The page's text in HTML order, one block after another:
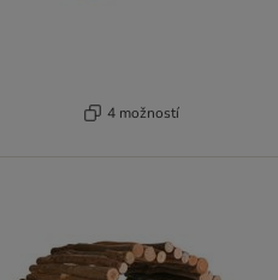
4 možností